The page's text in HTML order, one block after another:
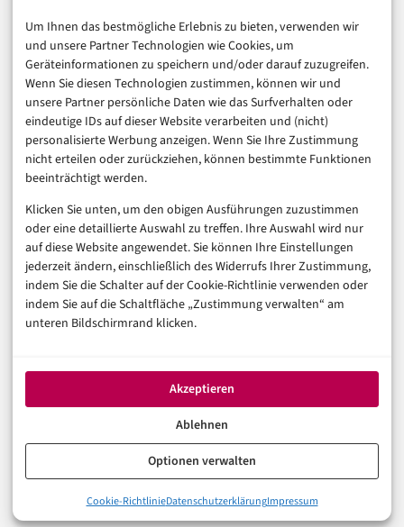
Um Ihnen das bestmögliche Erlebnis zu bieten, verwenden wir
und unsere Partner Technologien wie Cookies, um
Geräteinformationen zu speichern und/oder darauf zuzugreifen.
Wenn Sie diesen Technologien zustimmen, können wir und
unsere Partner persönliche Daten wie das Surfverhalten oder
eindeutige IDs auf dieser Website verarbeiten und (nicht)
personalisierte Werbung anzeigen. Wenn Sie Ihre Zustimmung
nicht erteilen oder zurückziehen, können bestimmte Funktionen
beeinträchtigt werden.
Klicken Sie unten, um den obigen Ausführungen zuzustimmen
oder eine detaillierte Auswahl zu treffen. Ihre Auswahl wird nur
auf diese Website angewendet. Sie können Ihre Einstellungen
jederzeit ändern, einschließlich des Widerrufs Ihrer Zustimmung,
indem Sie die Schalter auf der Cookie-Richtlinie verwenden oder
indem Sie auf die Schaltfläche „Zustimmung verwalten“ am
unteren Bildschirmrand klicken.
Akzeptieren
Ablehnen
Optionen verwalten
Cookie-RichtlinieDatenschutzerklärungImpressum
Consumer & Digital Life
Marketing
Finanzen & FinTech
Business & Karriere
Sicherheit & Recht
Digitalisierung
Marketing
Magazin
Unsere Redaktion
Werbeformate & Media Kit
Rechtliches
Datenschutzerklärung (EU)
Cookie-Richtlinie (EU)
Made with AI and care in Eberswalde.